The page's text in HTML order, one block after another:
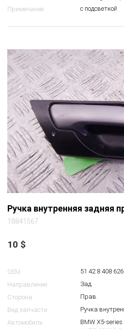
Примечание
с подсветкой
Ручка внутренняя задняя
18841567
10 $
OEM
51 42 8 408 626
Направление
Зад.
Сторона
Прав.
Вид запчасти
Ручка
Автомобиль
BMW X5-